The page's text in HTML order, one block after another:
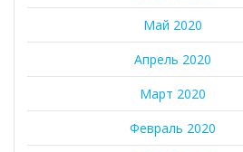
Май 2020
Апрель 2020
Март 2020
Февраль 2020